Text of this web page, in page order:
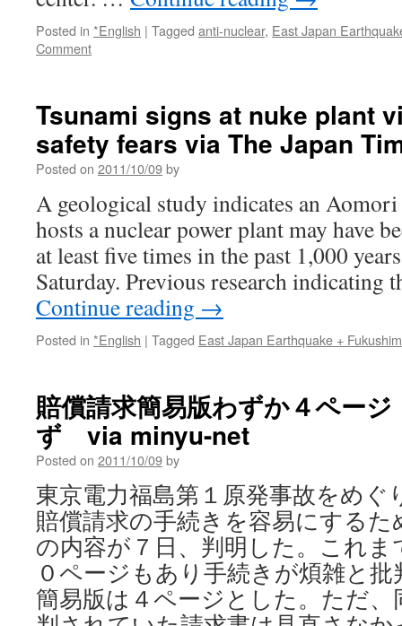
Posted in *English | Tagged anti-nuclear, East Japan
Comment
Tsunami signs at nuke plant
safety fears via The Japan
Posted on 2011/10/09by
A geological study indicates an
hosts a nuclear power plant may have
at least five times in the past 1,000
Saturday. Previous research indicating
Continue reading →
Posted in *English | Tagged East Japan Earthquake +
賠償請求簡易版わずか４ペー
ず via minyu-net
Posted on 2011/10/09by
東京電力福島第１原発事故をめぐ
賠償請求の手続きを容易にするた
の内容が７日、判明した。これ
０ページもあり手続きが煩雑と
簡易版は４ページとした。ただ